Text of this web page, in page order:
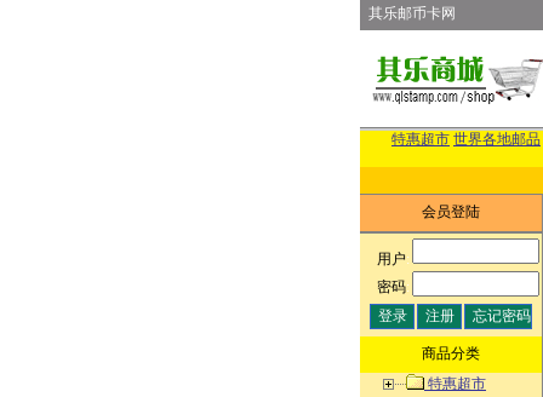
其乐邮币卡网
特惠超市 世界各地邮品
会员登陆
用户:
密码:
商品分类
特惠超市